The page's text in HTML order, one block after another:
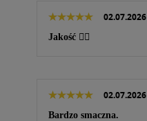
02.07.2026
Jakość 👌🏻
02.07.2026
Bardzo smaczna.